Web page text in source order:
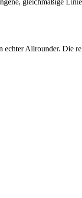
Allrounder. Die